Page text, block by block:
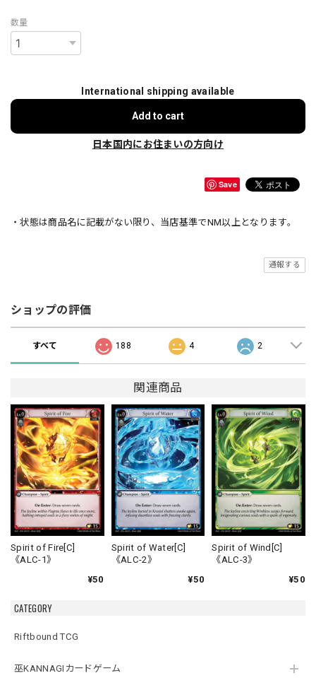
CATEGORY
Riftbound TCG
巫KANNAGIカードゲーム
数量
International shipping available
Add to cart
日本国内にお住まいの方向け
Save
・状態は商品名に記載がない限り、当店基準でNM以上となります。
通報する
ショップの評価
すべて 188 4 2
関連商品
Spirit of Fire[C]
《ALC-1》
¥50
Spirit of Water[C]
《ALC-2》
¥50
Spirit of Wind[C]
《ALC-3》
¥50